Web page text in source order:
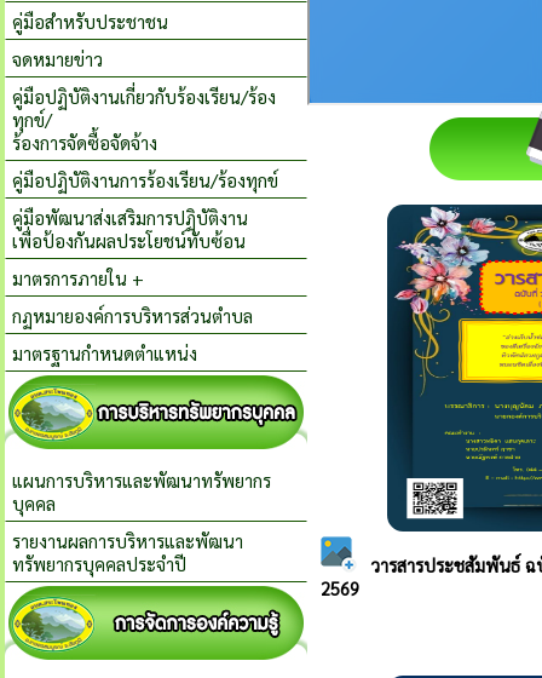
คู่มือสำหรับประชาชน
จดหมายข่าว
คู่มือปฏิบัติงานเกี่ยวกับร้องเรียน/ร้อง
ทุกข์/
ร้องการจัดซื้อจัดจ้าง
คู่มือปฏิบัติงานการร้องเรียน/ร้องทุกข์
คู่มือพัฒนาส่งเสริมการปฏิบัติงาน
เพื่อป้องกันผลประโยชน์ทับซ้อน
มาตรการภายใน +
กฏหมายองค์การบริหารส่วนตำบล
มาตรฐานกำหนดตำแหน่ง
แผนการบริหารและพัฒนาทรัพยากร
บุคคล
รายงานผลการบริหารและพัฒนา
ทรัพยากรบุคคลประจำปี